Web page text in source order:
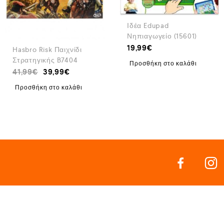
Hasbro Risk Παιχνίδι
Στρατηγικής B7404
41,99€ 39,99€
Προσθήκη στο καλάθι
Ιδέα Edupad
Νηπιαγωγείο (15601)
19,99€
Προσθήκη στο καλάθι